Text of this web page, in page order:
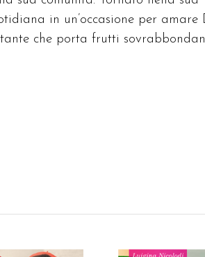
in un’occasione per amare
che porta frutti